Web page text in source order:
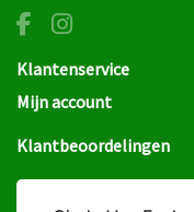
Klantenservice
Mijn account
Klantbeoordelingen